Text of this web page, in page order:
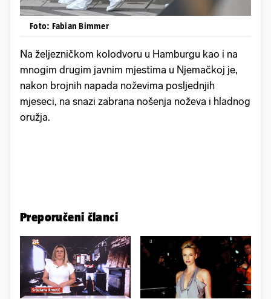
Foto: Fabian Bimmer
Na željezničkom kolodvoru u Hamburgu kao i na
mnogim drugim javnim mjestima u Njemačkoj je,
nakon brojnih napada noževima posljednjih
mjeseci, na snazi zabrana nošenja noževa i hladnog
oružja.
Preporučeni članci